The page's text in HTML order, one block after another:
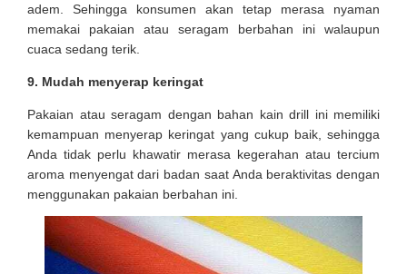
adem. Sehingga konsumen akan tetap merasa nyaman
memakai pakaian atau seragam berbahan ini walaupun
cuaca sedang terik.
9. Mudah menyerap keringat
Pakaian atau seragam dengan bahan kain drill ini memiliki
kemampuan menyerap keringat yang cukup baik, sehingga
Anda tidak perlu khawatir merasa kegerahan atau tercium
aroma menyengat dari badan saat Anda beraktivitas dengan
menggunakan pakaian berbahan ini.